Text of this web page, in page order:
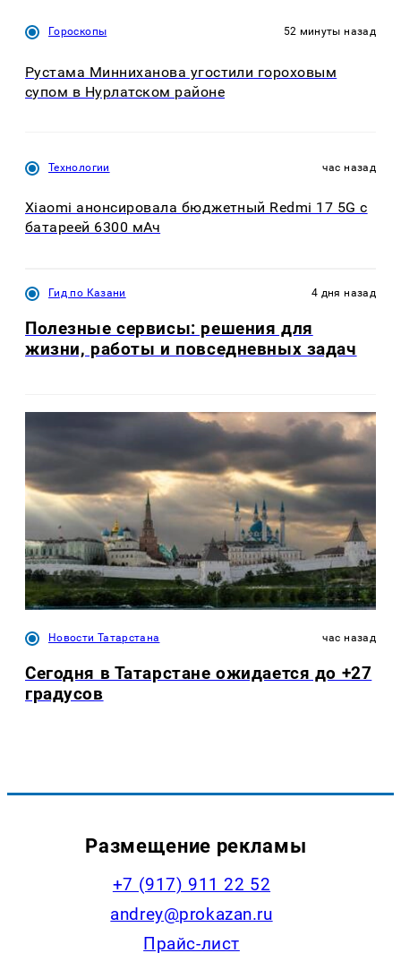
Гороскопы 52 минуты назад
Рустама Минниханова угостили гороховым
супом в Нурлатском районе
Технологии час назад
Xiaomi анонсировала бюджетный Redmi 17 5G с
батареей 6300 мАч
Гид по Казани 4 дня назад
Полезные сервисы: решения для
жизни, работы и повседневных задач
Новости Татарстана час назад
Сегодня в Татарстане ожидается до +27
градусов
Размещение рекламы
+7 (917) 911 22 52
andrey@prokazan.ru
Прайс-лист